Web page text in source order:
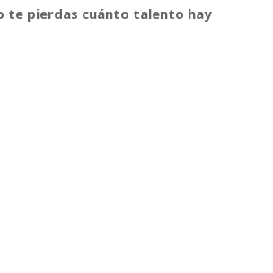
te pierdas cuánto talento hay